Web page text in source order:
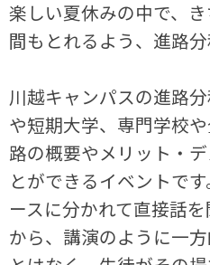
楽しい夏休みの中で、
間もとれるよう、進路
川越キャンパスの進路
や短期大学、専門学校
路の概要やメリット・
とができるイベントで
ースに分かれて直接話
から、講演のように一